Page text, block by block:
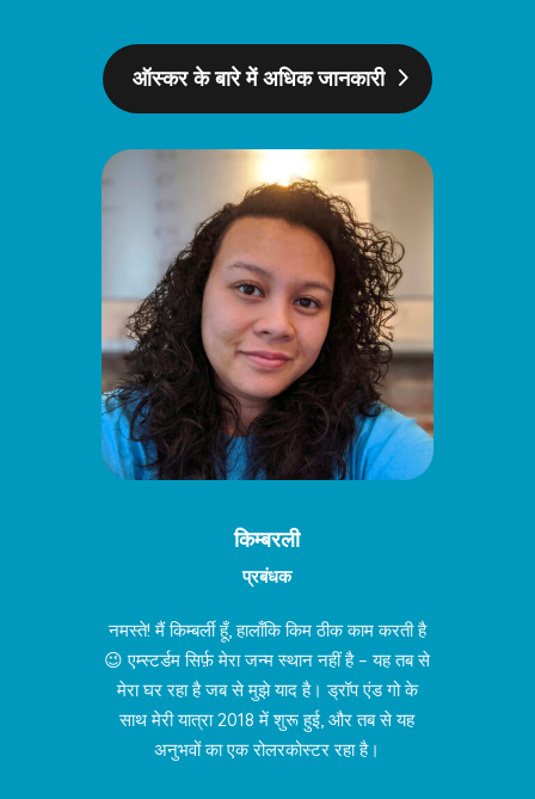
ऑस्कर के बारे में अधिक जानकारी
किम्बरली
प्रबंधक
नमस्ते! मैं किम्बर्ली हूँ, हालाँकि किम ठीक काम करती है
😉 एम्स्टर्डम सिर्फ़ मेरा जन्म स्थान नहीं है – यह तब से
मेरा घर रहा है जब से मुझे याद है। ड्रॉप एंड गो के
साथ मेरी यात्रा 2018 में शुरू हुई, और तब से यह
अनुभवों का एक रोलरकोस्टर रहा है।